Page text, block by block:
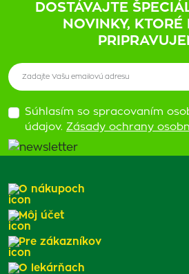
DOSTÁVAJTE
NOVINKY, KTORÉ
Súhlasím so spracovaním
údajov. Zásady ochrany
O nákupoch
Môj účet
Pre zákazníkov
O lekárňach